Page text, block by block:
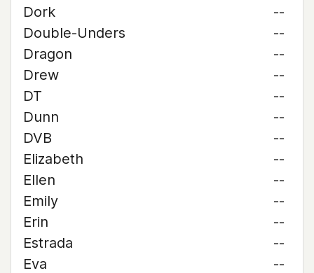
Dork
--
Double-Unders
--
Dragon
--
Drew
--
DT
--
Dunn
--
DVB
--
Elizabeth
--
Ellen
--
Emily
--
Erin
--
Estrada
--
Eva
--